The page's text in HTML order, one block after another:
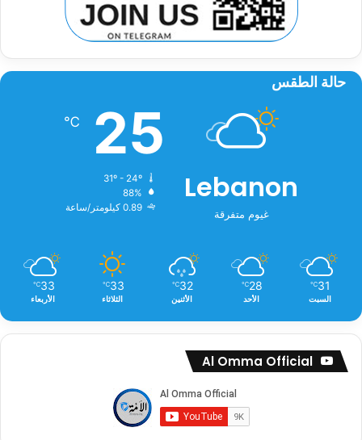
حالة الطقس
Lebanon
غيوم متفرقة
25
℃
88%
0.89 كيلومتر/ساعة
31
℃
السبت
28
℃
الأحد
32
℃
الأثنين
33
℃
الثلاثاء
33
℃
الأربعاء
Al Omma Official